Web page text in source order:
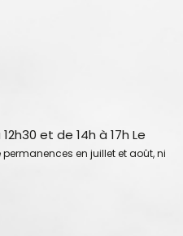
et de 14h à 17h Le
en juillet et août, ni